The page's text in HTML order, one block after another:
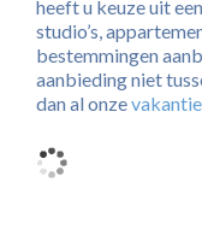
heeft u keuze uit
studio’s,
bestemmingen
aanbieding niet
dan al onze